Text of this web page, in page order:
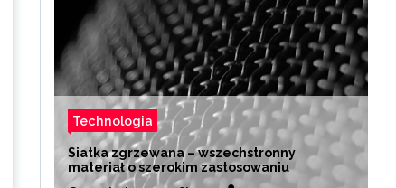
Technologia
Siatka zgrzewana – wszechstronny
materiał o szerokim zastosowaniu